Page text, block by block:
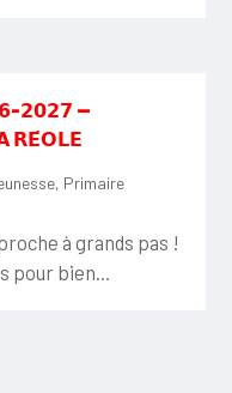
𝟮𝟬𝟮𝟳 —
𝗥𝗘́𝗢𝗟𝗘
, Primaire
à grands pas !
pour bien...